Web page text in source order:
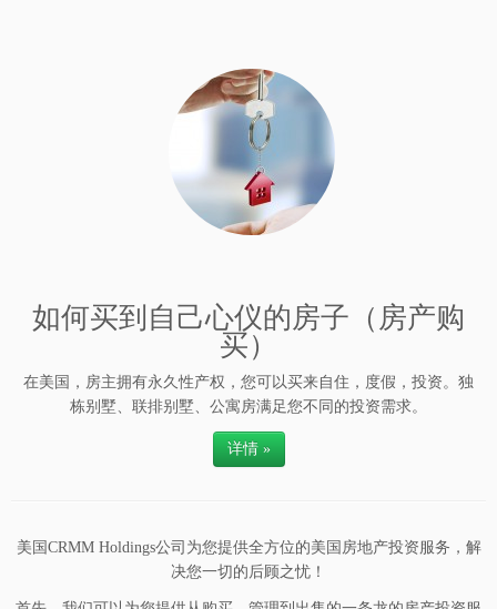
如何买到自己心仪的房子（房产购
买）
在美国，房主拥有永久性产权，您可以买来自住，度假，投资。独
栋别墅、联排别墅、公寓房满足您不同的投资需求。
详情 »
美国CRMM Holdings公司为您提供全方位的美国房地产投资服务，解
决您一切的后顾之忧！